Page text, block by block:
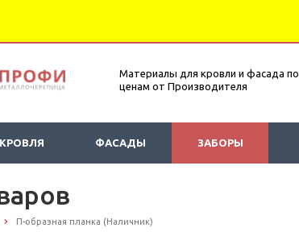
Материалы для кровли и фасада по
ценам от Производителя
КРОВЛЯ ФАСАДЫ ЗАБОРЫ
П-образная планка (Наличник)